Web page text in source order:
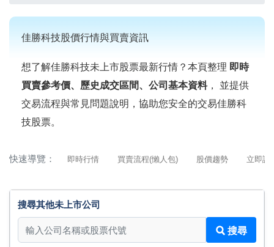
佳勝科技股價行情與買賣資訊
想了解佳勝科技未上市股票最新行情？本頁整理 即時
買賣參考價、歷史成交區間、公司基本資料， 並提供
交易流程與常見問題說明，協助您安全的交易佳勝科
技股票。
快速導覽： 即時行情 買賣流程(懶人包) 股價趨勢 立即詢
搜尋其他未上市公司
搜尋其他未上市公司
搜尋